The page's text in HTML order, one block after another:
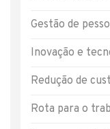
Gestão de
Inovação e
Redução de
Rota para o